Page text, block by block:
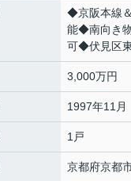
◆京阪本線
能◆南向き
可◆伏見区
3,000万円
1997年11月
1戸
京都府京都